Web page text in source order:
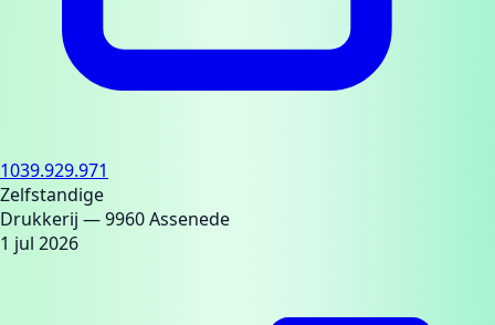
1039.929.971
Zelfstandige
Drukkerij — 9960 Assenede
1 jul 2026